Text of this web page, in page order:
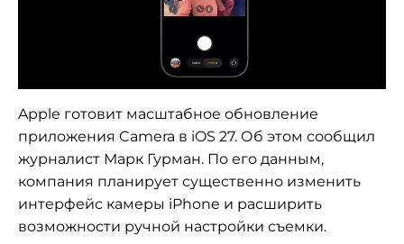
Apple готовит масштабное обновление
приложения Camera в iOS 27. Об этом сообщил
журналист Марк Гурман. По его данным,
компания планирует существенно изменить
интерфейс камеры iPhone и расширить
возможности ручной настройки съемки.